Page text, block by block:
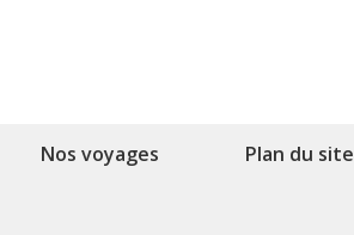
Nos voyages Plan du site